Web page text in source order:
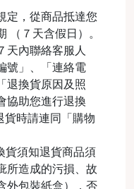
定，從商品抵達您
（７天含假日）。
天內聯絡客服人
號」、「連絡電
退換貨原因及照
協助您進行退換
時請連同「購物
須知退貨商品須
所造成的污損、故
外包裝紙盒），否